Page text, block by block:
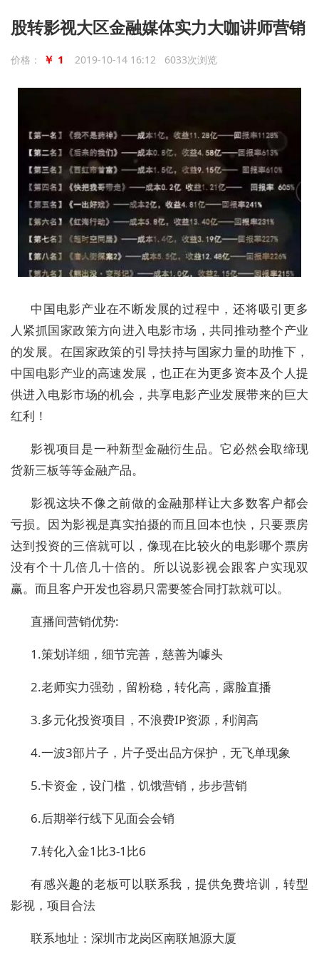
股转影视大区金融媒体实力大咖讲师营销
价格： ￥ 1 2019-10-14 16:12 6033次浏览
中国电影产业在不断发展的过程中，还将吸引更多
人紧抓国家政策方向进入电影市场，共同推动整个产业
的发展。在国家政策的引导扶持与国家力量的助推下，
中国电影产业的高速发展，也正在为更多资本及个人提
供进入电影市场的机会，共享电影产业发展带来的巨大
红利！
影视项目是一种新型金融衍生品。它必然会取缔现
货新三板等等金融产品。
影视这块不像之前做的金融那样让大多数客户都会
亏损。因为影视是真实拍摄的而且回本也快，只要票房
达到投资的三倍就可以，像现在比较火的电影哪个票房
没有个十几倍几十倍的。所以说影视会跟客户实现双
赢。而且客户开发也容易只需要签合同打款就可以。
直播间营销优势:
1.策划详细，细节完善，慈善为噱头
2.老师实力强劲，留粉稳，转化高，露脸直播
3.多元化投资项目，不浪费IP资源，利润高
4.一波3部片子，片子受出品方保护，无飞单现象
5.卡资金，设门槛，饥饿营销，步步营销
6.后期举行线下见面会会销
7.转化入金1 比3-1 比6
有感兴趣的老板可以联系我，提供免费培训，转型
影视，项目合法
联系地址：深圳市龙岗区南联旭源大厦